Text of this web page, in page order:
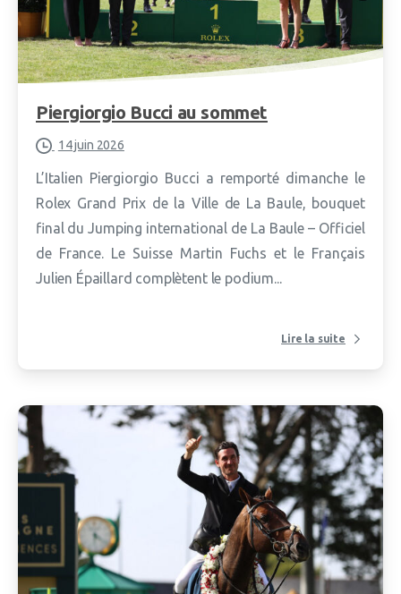
Piergiorgio Bucci au sommet
14 juin 2026
L’Italien Piergiorgio Bucci a remporté dimanche le
Rolex Grand Prix de la Ville de La Baule, bouquet
final du Jumping international de La Baule – Officiel
de France. Le Suisse Martin Fuchs et le Français
Julien Épaillard complètent le podium...
Lire la suite